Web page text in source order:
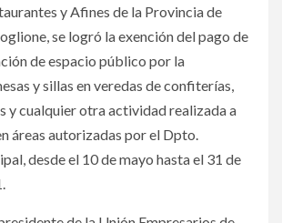
y Afines de la Provincia de
se logró la exención del pago de
de espacio público por la
y sillas en veredas de confiterías,
y cualquier otra actividad realizada a
áreas autorizadas por el Dpto.
desde el 10 de mayo hasta el 31 de